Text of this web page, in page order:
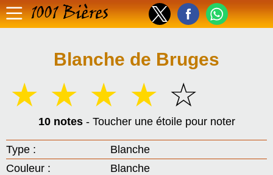
1001 Bières
Blanche de Bruges
☆
☆
☆
☆
☆
10 notes- Toucher une étoile pour noter
Type :
Blanche
Couleur :
Blanche